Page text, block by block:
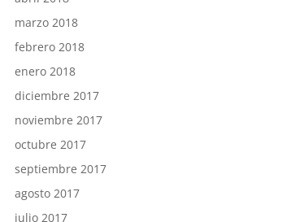
marzo 2018
febrero 2018
enero 2018
diciembre 2017
noviembre 2017
octubre 2017
septiembre 2017
agosto 2017
julio 2017